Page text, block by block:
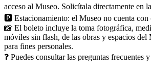
acceso al Museo. Solicítala directamente en
🅿️ Estacionamiento: el Museo no cuenta con
📸 El boleto incluye la toma fotográfica,
móviles sin flash, de las obras y espacios del
para fines personales.
❓ Puedes consultar las preguntas frecuentes